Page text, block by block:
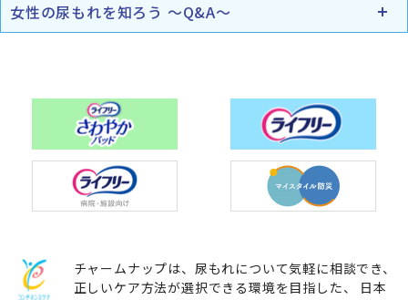
女性の尿もれを知ろう ～Q&A～
チャームナップは、尿もれについて気軽に相談でき、
正しいケア方法が選択できる環境を目指した、 日本